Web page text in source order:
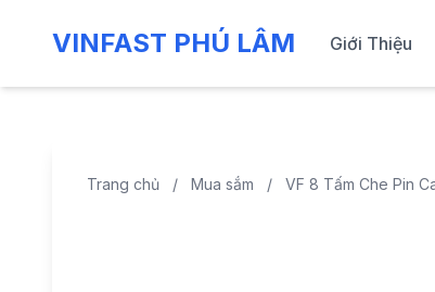
VINFAST PHÚ LÂM Giới Thiệu
Trang chủ / Mua sắm / VF 8 Tấm Che Pin